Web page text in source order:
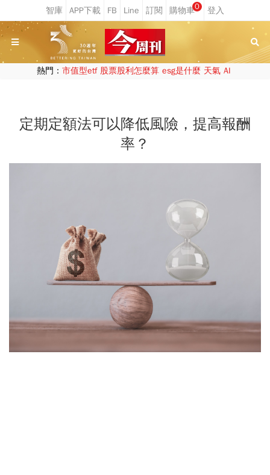
0
熱門： 市值型etf 股票股利怎麼算 esg是什麼 天氣 AI
定期定額法可以降低風險，提高報酬
率？